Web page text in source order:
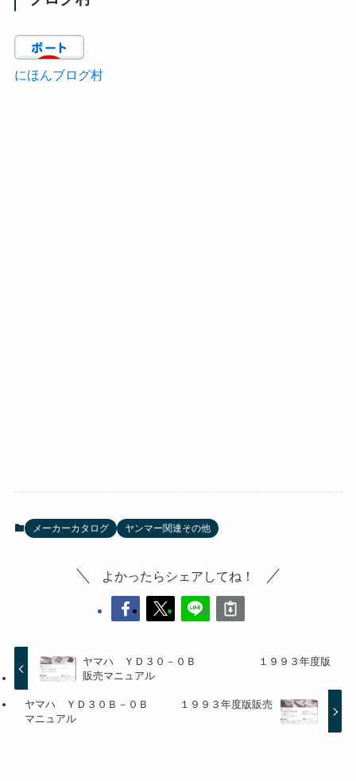
にほんブログ村
メーカーカタログ ヤンマー関連その他
よかったらシェアしてね！
ヤマハ ＹＤ３０－０Ｂ １９９３年度版
販売マニュアル
ヤマハ ＹＤ３０Ｂ－０Ｂ １９９３年度版販売
マニュアル